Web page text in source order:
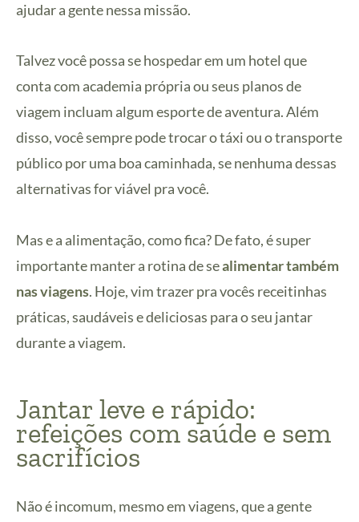
ajudar a gente nessa missão.
Talvez você possa se hospedar em um hotel que
conta com academia própria ou seus planos de
viagem incluam algum esporte de aventura. Além
disso, você sempre pode trocar o táxi ou o transporte
público por uma boa caminhada, se nenhuma dessas
alternativas for viável pra você.
Mas e a alimentação, como fica? De fato, é super
importante manter a rotina de sealimentar também
nas viagens. Hoje, vim trazer pra vocês receitinhas
práticas, saudáveis e deliciosas para o seu jantar
durante a viagem.
Jantar leve e rápido:
refeições com saúde e sem
sacrifícios
Não é incomum, mesmo em viagens, que a gente